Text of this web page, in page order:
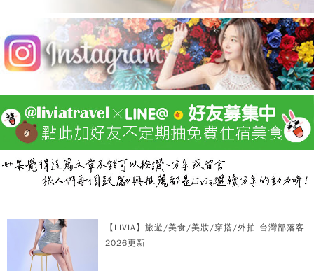
【LIVIA】旅遊/美食/美妝/穿搭/外拍 台灣部落客
2026更新